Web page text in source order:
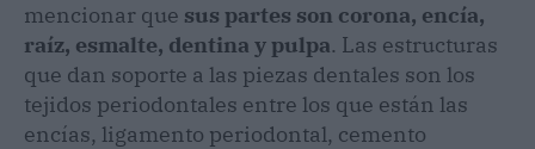
mencionar que sus partes son corona, encía,
raíz, esmalte, dentina y pulpa. Las estructuras
que dan soporte a las piezas dentales son los
tejidos periodontales entre los que están las
encías, ligamento periodontal, cemento